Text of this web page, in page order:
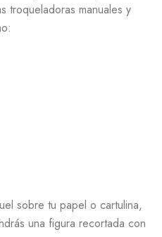
troqueladoras manuales y
sobre tu papel o cartulina,
una figura recortada con